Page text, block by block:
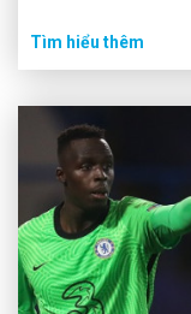
Tìm hiểu thêm